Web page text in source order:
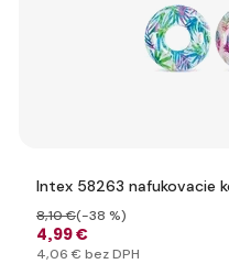
Intex 58263 nafukovacie
4,99 €
8,10 €(-38 %)
4,06 € bez DPH